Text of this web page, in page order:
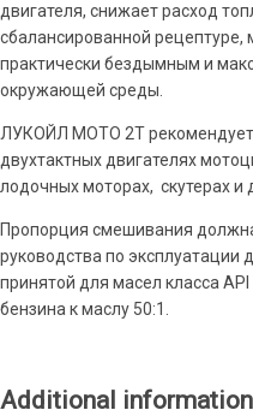
двигателя, снижает расход
сбалансированной
практически бездымным и
окружающей среды.
ЛУКОЙЛ МОТО 2Т
двухтактных двигателях
лодочных моторах, скутерах и
Пропорция смешивания
руководства по эксплуатации
принятой для масел класса
бензина к маслу 50:1.
Additional information